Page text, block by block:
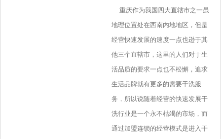
重庆作为我国四大直辖市之一虽
地理位置处在西南内地地区，但是
经营快速发展的速度一点也逊于其
他三个直辖市，这里的人们对于生
活品质的要求一点也不松懈，追求
生活品牌就有更多的需要干洗服
务，所以说随着经营的快速发展干
洗行业是一个永不枯竭的市场，而
通过加盟连锁的经营模式是进入干